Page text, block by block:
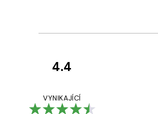
4.4
VYNIKAJÍCÍ